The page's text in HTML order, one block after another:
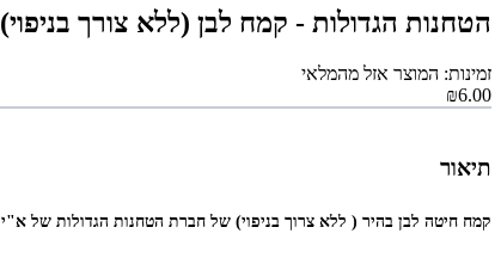
הטחנות הגדולות - קמח לבן (ללא צורך בניפוי)
זמינות: המוצר אזל מהמלאי
₪6.00
תיאור
קמח‭ ‬חיטה לבן בהיר ( ללא צרוך בניפוי) של חברת הטחנות הגדולות של א"י